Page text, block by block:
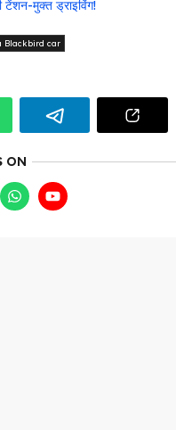
टेंशन-मुक्त ड्राइविंग!
Blackbird car
ON